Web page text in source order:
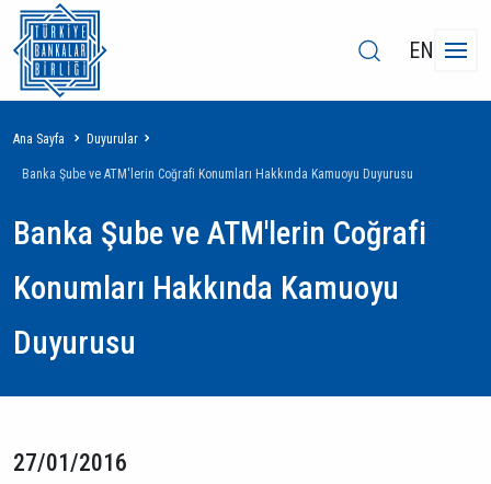
EN
Sayfa
yolu
Ana Sayfa Duyurular
Banka Şube ve ATM'lerin Coğrafi Konumları Hakkında Kamuoyu Duyurusu
Banka Şube ve ATM'lerin Coğrafi
Konumları Hakkında Kamuoyu
Duyurusu
27/01/2016